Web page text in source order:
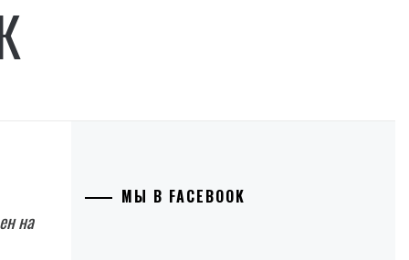
на
МЫ В FACEBOOK